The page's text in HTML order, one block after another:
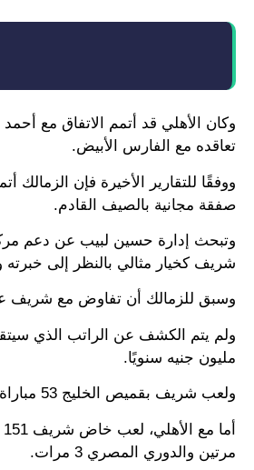
وكان الأهلي قد أتمم الاتفاق مع
تعاقده مع الفارس الأبيض.
ووفقًا للتقارير الأخيرة فإن
صفقة مجانية بالصيف القادم.
وتبحث إدارة حسين لبيب عن دعم
شريف كخيار مثالي بالنظر إلى خبرته
وسبق للزمالك أن تفاوض مع شريف
مليون جنيه سنويًا.
ولعب شريف بقميص الخليج 53 مباراة سجل خلالها 9 أهداف، 3 منها كان هذا الموسم.
مرتين والدوري المصري 3 مرات.